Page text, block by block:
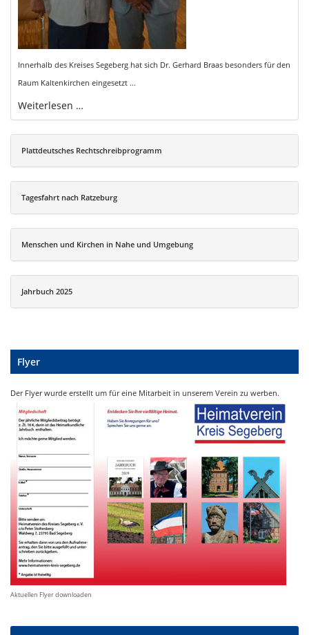
Innerhalb des Kreises Segeberg hat sich Dr. Gerhard Braas besonders für den
Raum Kaltenkirchen eingesetzt ...
Weiterlesen …
Plattdeutsches Rechtschreibprogramm
Tagesfahrt nach Ratzeburg
Menschen und Kirchen in Nahe und Umgebung
Jahrbuch 2025
Flyer
Der Flyer wurde erstellt um für eine Mitarbeit in unserem Verein zu werben.
Aktuellen Flyer downloaden